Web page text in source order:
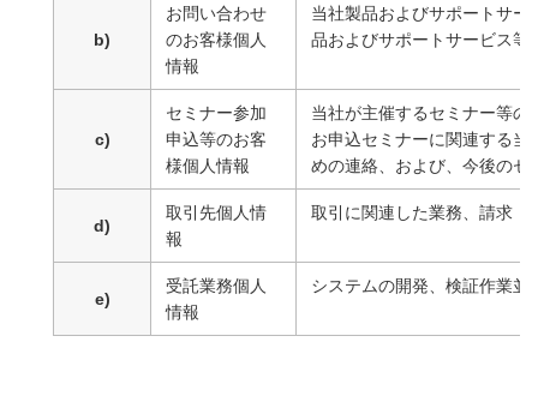
b)
お問い合わせ
のお客様個人
情報
当社製品およびサポートサ
品およびサポートサービス等
c)
セミナー参加
申込等のお客
様個人情報
当社が主催するセミナー等
お申込セミナーに関連する
めの連絡、および、今後のセ
d)
取引先個人情
報
取引に関連した業務、請求・
e)
受託業務個人
情報
システムの開発、検証作業